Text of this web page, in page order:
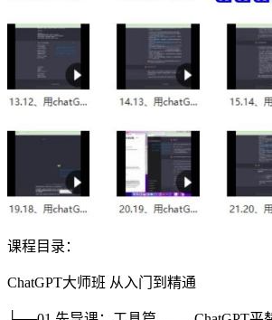
课程目录：
ChatGPT大师班 从入门到精通